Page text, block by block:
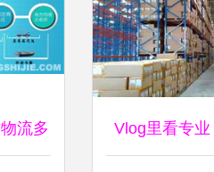
流多 Vlog里看专